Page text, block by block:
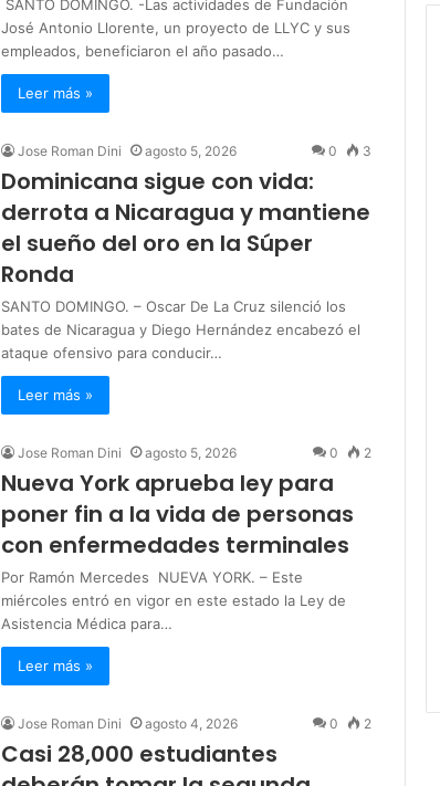
SANTO DOMINGO. -Las actividades de Fundación
José Antonio Llorente, un proyecto de LLYC y sus
empleados, beneficiaron el año pasado…
Leer más »
Jose Roman Dini agosto 5, 2026 0 3
Dominicana sigue con vida:
derrota a Nicaragua y mantiene
el sueño del oro en la Súper
Ronda
SANTO DOMINGO. – Oscar De La Cruz silenció los
bates de Nicaragua y Diego Hernández encabezó el
ataque ofensivo para conducir…
Leer más »
Jose Roman Dini agosto 5, 2026 0 2
Nueva York aprueba ley para
poner fin a la vida de personas
con enfermedades terminales
Por Ramón Mercedes NUEVA YORK. – Este
miércoles entró en vigor en este estado la Ley de
Asistencia Médica para…
Leer más »
Jose Roman Dini agosto 4, 2026 0 2
Casi 28,000 estudiantes